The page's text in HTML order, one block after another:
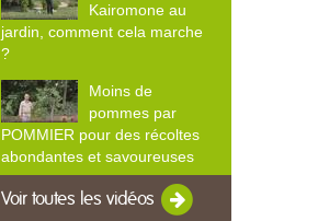
Kairomone au
jardin, comment cela marche
?
Moins de
pommes par
POMMIER pour des récoltes
abondantes et savoureuses
Voir toutes les vidéos